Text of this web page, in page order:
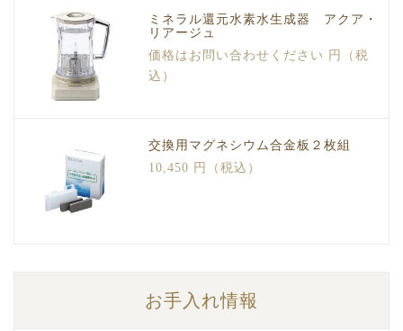
ミネラル還元水素水生成器 アクア・
リアージュ
価格はお問い合わせください 円（税
込）
交換用マグネシウム合金板２枚組
10,450 円（税込）
お手入れ情報